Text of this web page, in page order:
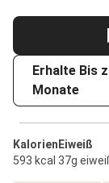
Erhalte Bis
Monate
Kalorien
593 kcal
Eiweiß
37g